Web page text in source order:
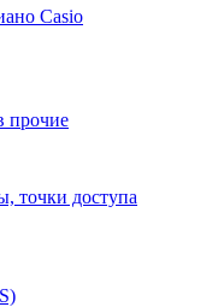
Casio
прочие
точки доступа